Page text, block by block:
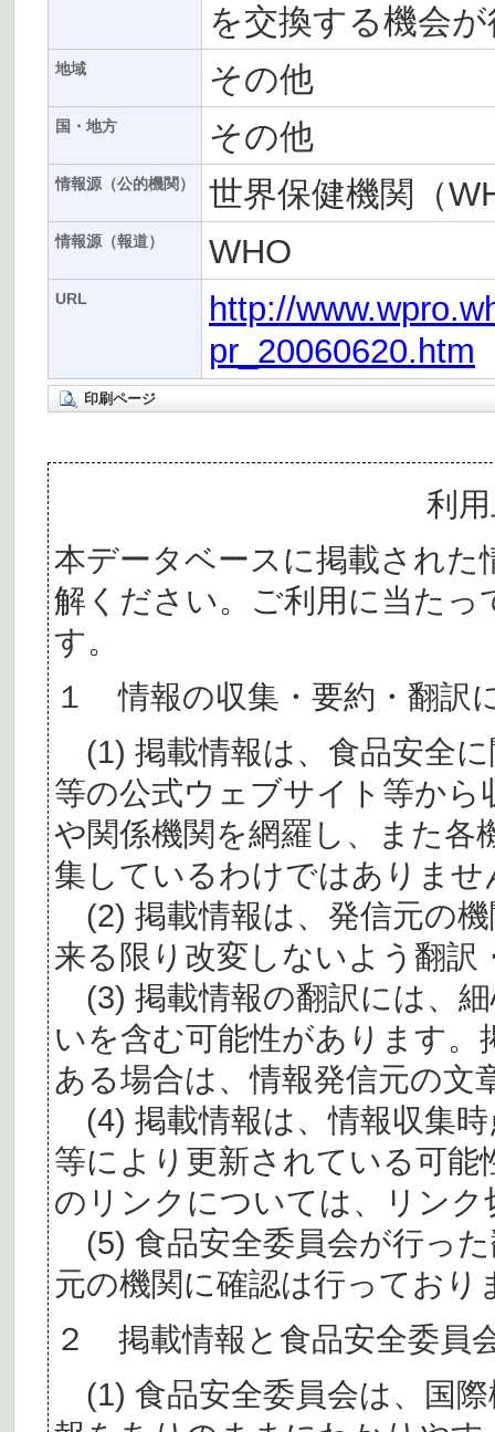
を交換する機会
地域 その他
国・地方 その他
情報源（公的機関） 世界保健機関（
情報源（報道） WHO
URL
http://
pr_20060620.htm
印刷ページ
利
本データベースに掲載された
解ください。ご利用に当た
す。
１ 情報の収集・要約・翻訳
(1) 掲載情報は、食品安全
等の公式ウェブサイト等か
や関係機関を網羅し、また各
集しているわけではありませ
(2) 掲載情報は、発信元の
来る限り改変しないよう翻訳
(3) 掲載情報の翻訳には、
いを含む可能性があります。
ある場合は、情報発信元の文
(4) 掲載情報は、情報収集
等により更新されている可
のリンクについては、リン
(5) 食品安全委員会が行っ
元の機関に確認は行っており
２ 掲載情報と食品安全委員
(1) 食品安全委員会は、国